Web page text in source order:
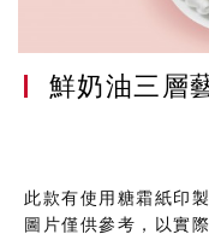
鮮奶油三層
此款有使用糖霜紙印
圖片僅供參考，以實